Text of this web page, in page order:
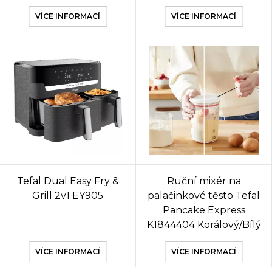
VÍCE INFORMACÍ VÍCE INFORMACÍ
Tefal Dual Easy Fry &
Grill 2v1 EY905
VÍCE INFORMACÍ
Ruční mixér na
palačinkové těsto Tefal
Pancake Express
K1844404 Korálový/Bílý
VÍCE INFORMACÍ